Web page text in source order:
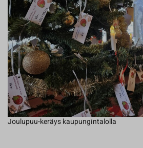
Joulupuu-keräys kaupungintalolla